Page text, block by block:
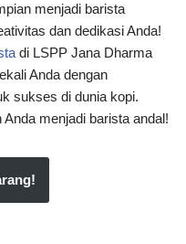
menjadi barista
dan dedikasi Anda!
di LSPP Jana Dharma
Anda dengan
sukses di dunia kopi.
menjadi barista andal!